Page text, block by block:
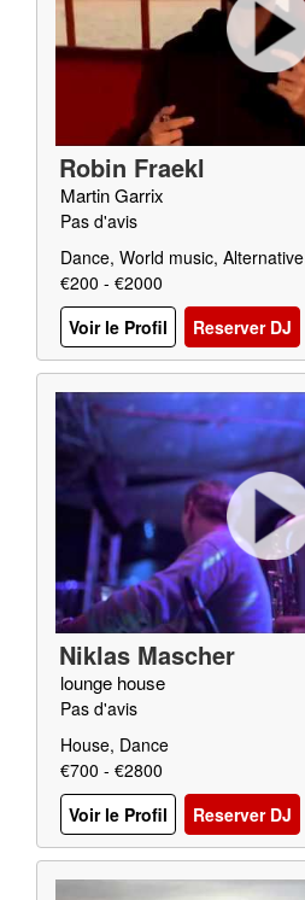
Robin Fraekl
Martin Garrix
Pas d'avis
Dance, World music, Alternative
€200 - €2000
Voir le Profil
Reserver DJ
Niklas Mascher
lounge house
Pas d'avis
House, Dance
€700 - €2800
Voir le Profil
Reserver DJ